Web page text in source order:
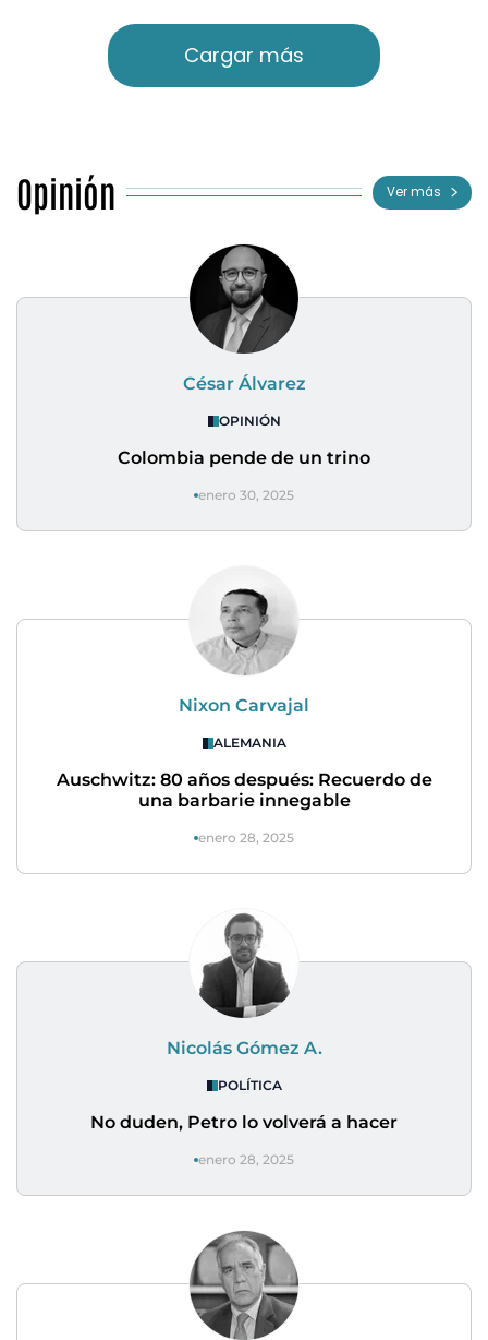
Cargar más
Opinión Ver más
César Álvarez
OPINIÓN
Colombia pende de un trino
enero 30, 2025
Nixon Carvajal
ALEMANIA
Auschwitz: 80 años después: Recuerdo de
una barbarie innegable
enero 28, 2025
Nicolás Gómez A.
POLÍTICA
No duden, Petro lo volverá a hacer
enero 28, 2025